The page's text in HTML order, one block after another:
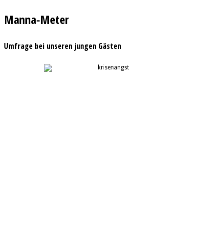
Manna-Meter
Umfrage bei unseren jungen Gästen